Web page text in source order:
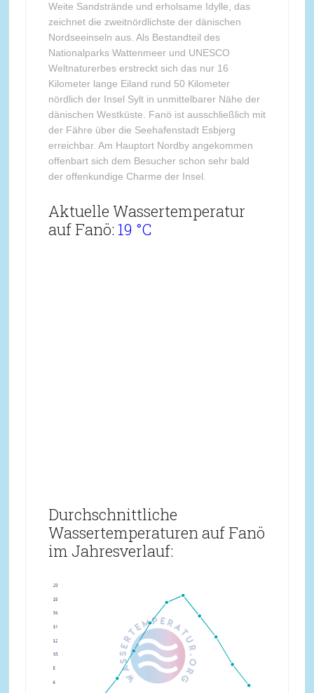
Weite Sandstrände und erholsame Idylle, das
zeichnet die zweitnördlichste der dänischen
Nordseeinseln aus. Als Bestandteil des
Nationalparks Wattenmeer und UNESCO
Weltnaturerbes erstreckt sich das nur 16
Kilometer lange Eiland rund 50 Kilometer
nördlich der Insel Sylt in unmittelbarer Nähe der
dänischen Westküste. Fanö ist ausschließlich mit
der Fähre über die Seehafenstadt Esbjerg
erreichbar. Am Hauptort Nordby angekommen
offenbart sich dem Besucher schon sehr bald
der offenkundige Charme der Insel.
Aktuelle Wassertemperatur
auf Fanö: 19 °C
Durchschnittliche
Wassertemperaturen auf Fanö
im Jahresverlauf: